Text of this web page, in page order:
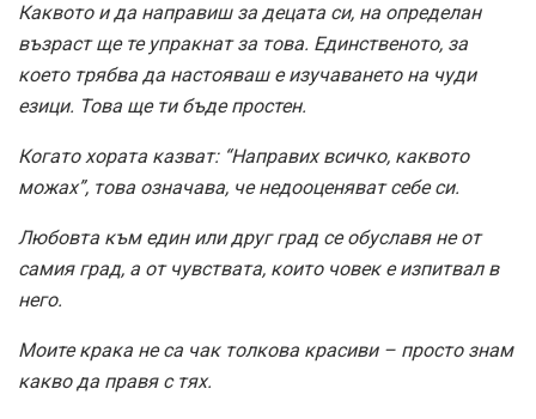
Каквото и да направиш за децата си, на определан
възраст ще те упракнат за това. Единственото, за
което трябва да настояваш е изучаването на чуди
езици. Това ще ти бъде простен.
Когато хората казват: “Направих всичко, каквото
можах”, това означава, че недооценяват себе си.
Любовта към един или друг град се обуславя не от
самия град, а от чувствата, които човек е изпитвал в
него.
Моите крака не са чак толкова красиви – просто знам
какво да правя с тях.